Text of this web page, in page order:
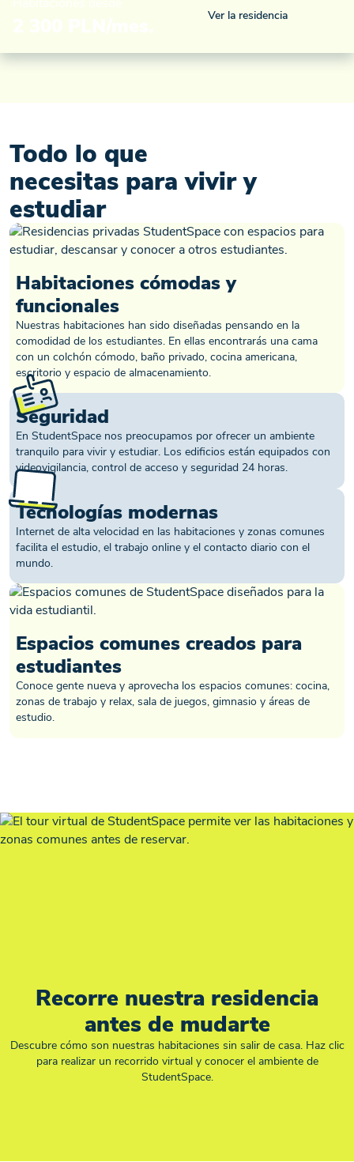
Ver la residencia
Todo lo que
necesitas para vivir y
estudiar
Habitaciones cómodas y
funcionales
Nuestras habitaciones han sido diseñadas pensando en la
comodidad de los estudiantes. En ellas encontrarás una cama
con un colchón cómodo, baño privado, cocina americana,
escritorio y espacio de almacenamiento.
Seguridad
En StudentSpace nos preocupamos por ofrecer un ambiente
tranquilo para vivir y estudiar. Los edificios están equipados con
videovigilancia, control de acceso y seguridad 24 horas.
Tecnologías modernas
Internet de alta velocidad en las habitaciones y zonas comunes
facilita el estudio, el trabajo online y el contacto diario con el
mundo.
Espacios comunes creados para
estudiantes
Conoce gente nueva y aprovecha los espacios comunes: cocina,
zonas de trabajo y relax, sala de juegos, gimnasio y áreas de
estudio.
Recorre nuestra residencia
antes de mudarte
Descubre cómo son nuestras habitaciones sin salir de casa. Haz clic
para realizar un recorrido virtual y conocer el ambiente de
StudentSpace.